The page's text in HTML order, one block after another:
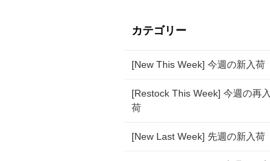
カテゴリー
[New This Week] 今週の新入荷
[Restock This Week] 今週の再入
荷
[New Last Week] 先週の新入荷